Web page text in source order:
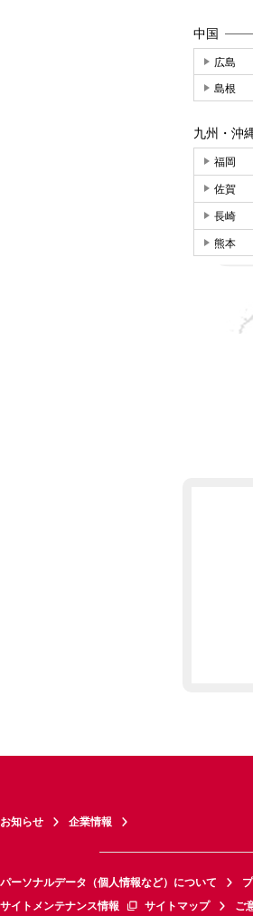
中国
広島
島根
九州・沖
福岡
佐賀
長崎
熊本
お知らせ 企業情報
パーソナルデータ（個人情報など）について
サイトメンテナンス情報
サイトマップ ご